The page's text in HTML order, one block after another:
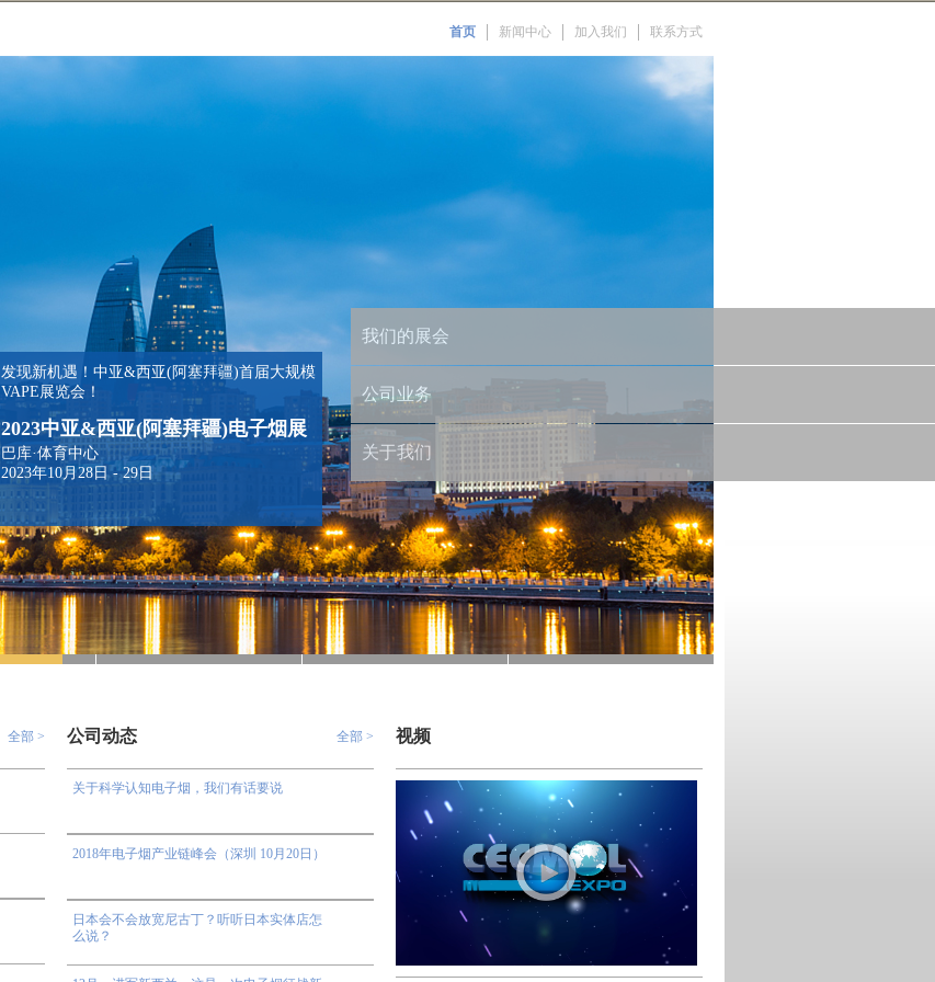
首页 新闻中心 加入我们 联系方式
我们的展会
公司业务
关于我们
发现新机遇！中亚&西亚(阿塞拜疆)首届大规模
VAPE展览会！
2023中亚&西亚(阿塞拜疆)电子烟展
巴库·体育中心
2023年10月28日 - 29日
全部 > 公司动态 全部 >
关于科学认知电子烟，我们有话要说
2018年电子烟产业链峰会（深圳 10月20日）
日本会不会放宽尼古丁？听听日本实体店怎
么说？
视频